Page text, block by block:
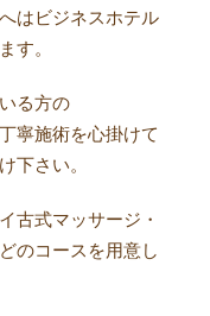
はビジネスホテル
す。
る方の
寧施術を心掛けて
下さい。
古式マッサージ・
のコースを用意し